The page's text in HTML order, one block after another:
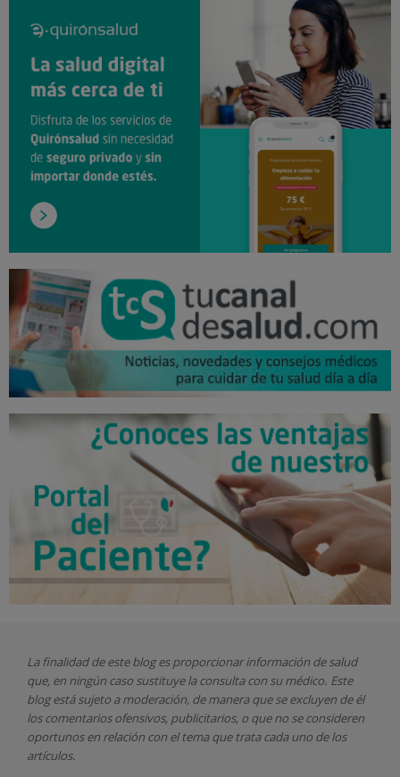
La finalidad de este blog es proporcionar información de salud
que, en ningún caso sustituye la consulta con su médico. Este
blog está sujeto a moderación, de manera que se excluyen de él
los comentarios ofensivos, publicitarios, o que no se consideren
oportunos en relación con el tema que trata cada uno de los
artículos.